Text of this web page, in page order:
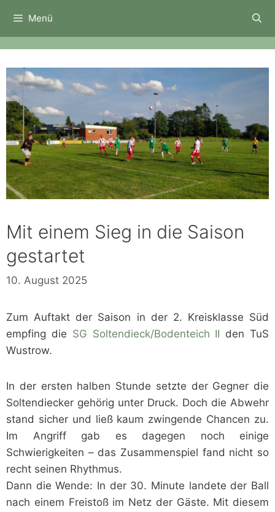
Inhalt
springen
Menü
Mit einem Sieg in die Saison
gestartet
10. August 2025
Zum Auftakt der Saison in der 2. Kreisklasse Süd
empfing die SG Soltendieck/Bodenteich II den TuS
Wustrow.
In der ersten halben Stunde setzte der Gegner die
Soltendiecker gehörig unter Druck. Doch die Abwehr
stand sicher und ließ kaum zwingende Chancen zu.
Im Angriff gab es dagegen noch einige
Schwierigkeiten – das Zusammenspiel fand nicht so
recht seinen Rhythmus.
Dann die Wende: In der 30. Minute landete der Ball
nach einem Freistoß im Netz der Gäste. Mit diesem